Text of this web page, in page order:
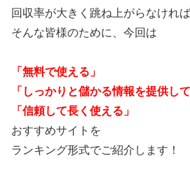
回収率が大きく跳ね上がらなけれ
そんな皆様のために、今回は
「無料で使える」
「しっかりと儲かる情報を提供し
「信頼して長く使える」
おすすめサイトを
ランキング形式でご紹介します！